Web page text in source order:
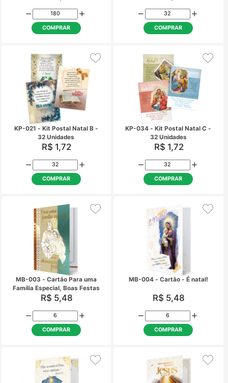
KMPN-013 - Marca Página -
Belém - 180 unidades
R$ 0,75
KP-019 - Kit Postal
32 Unidades
KP-021 - Kit Postal Natal B -
32 Unidades
R$ 1,72
COMPRAR
KP-034 - Kit Postal
R$ 1,72
COMPRAR